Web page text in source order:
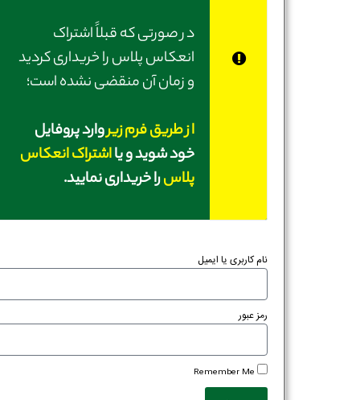
در صورتی‌ که قبلاً اشتراک
انعکاس پلاس را خریداری کردید
و زمان آن منقضی نشده است؛
از طریق فرم زیروارد پروفایل
خود شوید و یااشتراک انعکاس
پلاسرا خریداری نمایید.
نام کاربری یا ایمیل
رمز عبور
Remember Me